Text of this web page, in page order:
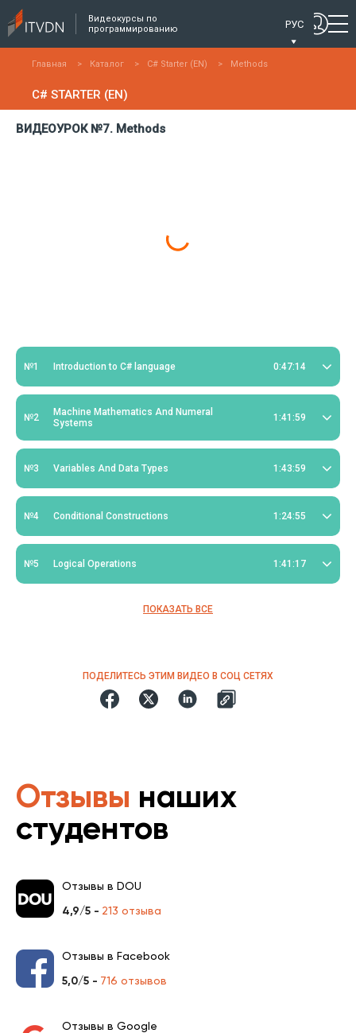
Видеокурсы по
программированию
РУС
Главная > Каталог > C# Starter (EN) > Methods
C# STARTER (EN)
ВИДЕОУРОК №7. Methods
№1 Introduction to C# language 0:47:14
№2
Machine Mathematics And Numeral
Systems
1:41:59
№3 Variables And Data Types 1:43:59
№4 Conditional Constructions 1:24:55
№5 Logical Operations 1:41:17
ПОКАЗАТЬ ВСЕ
ПОДЕЛИТЕСЬ ЭТИМ ВИДЕО В СОЦ СЕТЯХ
Отзывы наших
студентов
Отзывы в DOU
4,9/5 - 213 отзыва
Отзывы в Facebook
5,0/5 - 716 отзывов
Отзывы в Google